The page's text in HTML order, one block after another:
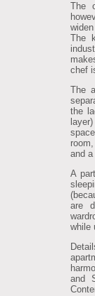
The
The
chef
The
the
and
A
are
while
and